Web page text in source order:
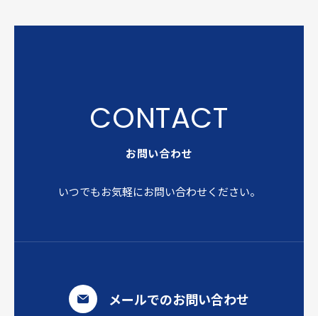
お問い合わせ
いつでもお気軽にお問い合わせください。
メールでのお問い合わせ